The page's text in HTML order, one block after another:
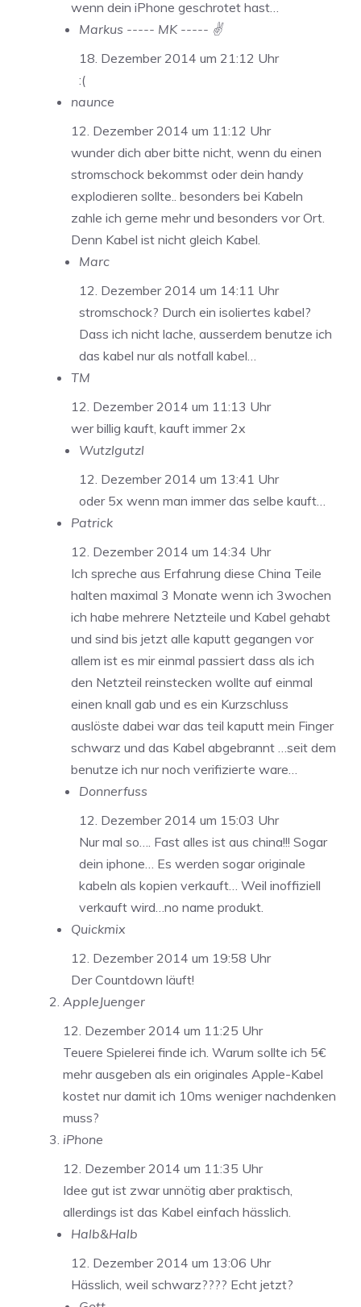
wenn dein iPhone geschrotet hast…
Markus ----- MK ----- ✌️
18. Dezember 2014 um 21:12 Uhr
:(
naunce
12. Dezember 2014 um 11:12 Uhr
wunder dich aber bitte nicht, wenn du einen
stromschock bekommst oder dein handy
explodieren sollte.. besonders bei Kabeln
zahle ich gerne mehr und besonders vor Ort.
Denn Kabel ist nicht gleich Kabel.
Marc
12. Dezember 2014 um 14:11 Uhr
stromschock? Durch ein isoliertes kabel?
Dass ich nicht lache, ausserdem benutze ich
das kabel nur als notfall kabel…
TM
12. Dezember 2014 um 11:13 Uhr
wer billig kauft, kauft immer 2x
Wutzlgutzl
12. Dezember 2014 um 13:41 Uhr
oder 5x wenn man immer das selbe kauft…
Patrick
12. Dezember 2014 um 14:34 Uhr
Ich spreche aus Erfahrung diese China Teile
halten maximal 3 Monate wenn ich 3wochen
ich habe mehrere Netzteile und Kabel gehabt
und sind bis jetzt alle kaputt gegangen vor
allem ist es mir einmal passiert dass als ich
den Netzteil reinstecken wollte auf einmal
einen knall gab und es ein Kurzschluss
auslöste dabei war das teil kaputt mein Finger
schwarz und das Kabel abgebrannt …seit dem
benutze ich nur noch verifizierte ware…
Donnerfuss
12. Dezember 2014 um 15:03 Uhr
Nur mal so…. Fast alles ist aus china!!! Sogar
dein iphone… Es werden sogar originale
kabeln als kopien verkauft… Weil inoffiziell
verkauft wird…no name produkt.
Quickmix
12. Dezember 2014 um 19:58 Uhr
Der Countdown läuft!
AppleJuenger
12. Dezember 2014 um 11:25 Uhr
Teuere Spielerei finde ich. Warum sollte ich 5€
mehr ausgeben als ein originales Apple-Kabel
kostet nur damit ich 10ms weniger nachdenken
muss?
iPhone
12. Dezember 2014 um 11:35 Uhr
Idee gut ist zwar unnötig aber praktisch,
allerdings ist das Kabel einfach hässlich.
Halb&Halb
12. Dezember 2014 um 13:06 Uhr
Hässlich, weil schwarz???? Echt jetzt?